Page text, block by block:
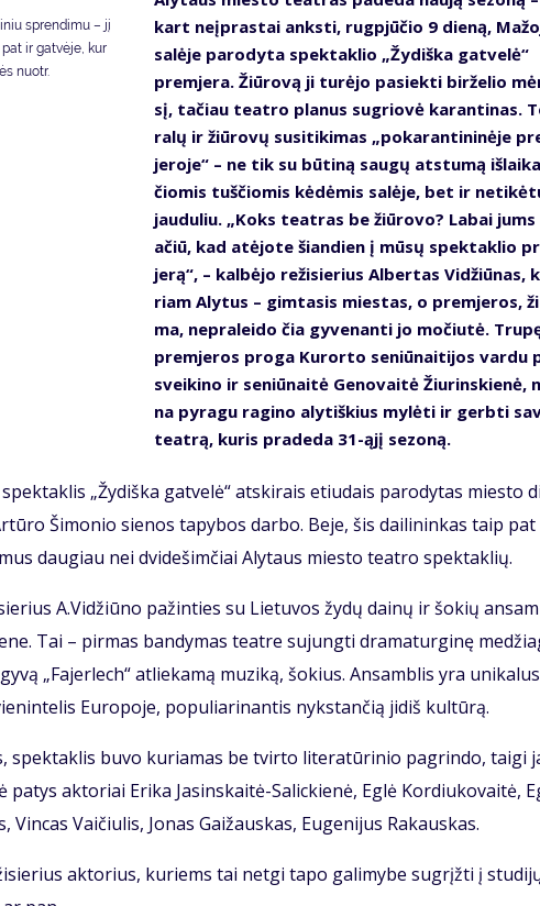
spren­di­mu – jį
ir gat­vė­je, kur
nuotr.
kart ne­įpras­tai anks­ti, rug­pjū­čio 9 die­ną,
sa­lė­je pa­ro­dy­ta spek­tak­lio „Žy­diš­ka gat­ve­lė“
prem­je­ra. Žiū­ro­vą ji tu­rė­jo pa­siek­ti bir­že­lio
sį, ta­čiau te­at­ro pla­nus su­grio­vė ka­ran­ti­nas.
ra­lų ir žiū­ro­vų su­si­ti­ki­mas „po­ka­ran­ti­ni­nė­je
je­ro­je“ – ne tik su bū­ti­ną sau­gų at­stu­mą
čio­mis tuš­čio­mis kė­dė­mis sa­lė­je, bet ir
jau­du­liu. „Koks te­at­ras be žiū­ro­vo? La­bai jums
ačiū, kad at­ėjo­te šian­dien į mū­sų spek­tak­lio
je­rą“, – kal­bė­jo re­ži­sie­rius Al­ber­tas Vi­džiū­nas,
riam Aly­tus – gim­ta­sis mies­tas, o prem­je­ros,
ma, ne­pra­lei­do čia gy­ve­nan­ti jo mo­čiu­tė.
prem­je­ros pro­ga Ku­ror­to se­niū­nai­ti­jos var­du
svei­ki­no ir se­niū­nai­tė Ge­no­vai­tė Žiu­rins­kie­nė,
na py­ra­gu ra­gi­no aly­tiš­kius my­lė­ti ir gerb­ti
te­at­rą, ku­ris pra­de­da 31-ąjį se­zo­ną.
„Žy­diš­ka gat­ve­lė“ at­ski­rais etiu­dais pa­ro­dy­tas mies­to
Ši­mo­nio sie­nos ta­py­bos dar­bo. Be­je, šis dai­li­nin­kas taip
dau­giau nei dvi­de­šim­čiai Aly­taus mies­to te­at­ro spek­tak­lių.
A.Vi­džiū­no pa­žin­ties su Lie­tu­vos žy­dų dai­nų ir šo­kių
Tai – pir­mas ban­dy­mas te­at­re su­jung­ti dra­ma­tur­gi­nę
„Fa­jer­lech“ at­lie­ka­mą mu­zi­ką, šo­kius. An­sam­blis yra
Eu­ro­po­je, po­pu­lia­ri­nan­tis nyks­tan­čią ji­diš kul­tū­rą.
spek­tak­lis bu­vo ku­ria­mas be tvir­to li­te­ra­tū­ri­nio pa­grin­do, tai­gi
ak­to­riai Eri­ka Ja­sins­kai­tė-Sa­lic­kie­nė, Eg­lė Kor­diu­ko­vai­tė,
Vin­cas Vai­čiu­lis, Jo­nas Gai­žaus­kas, Eu­ge­ni­jus Ra­kaus­kas.
ak­to­rius, ku­riems tai net­gi ta­po ga­li­my­be su­grįž­ti į